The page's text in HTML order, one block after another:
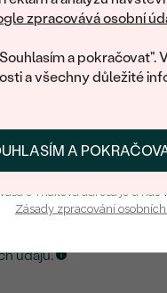
zpracovává osobní
a pokračovat".
a všechny důležité
A
být informováni o
mail.
údajů.
slevový kód na
PŘIHLÁSIT SE A ZÍSKAT
Vaša e-mailová adresa je u nás
Zásady zpracování